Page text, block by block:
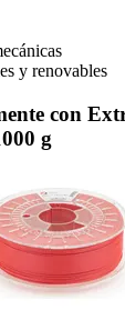
y renovables
con
g